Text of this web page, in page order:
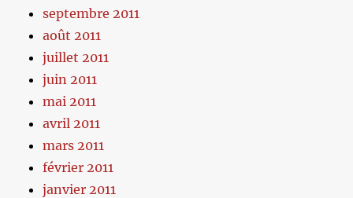
septembre 2011
août 2011
juillet 2011
juin 2011
mai 2011
avril 2011
mars 2011
février 2011
janvier 2011